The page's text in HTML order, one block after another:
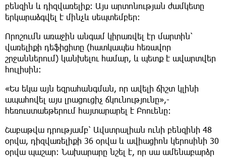
բենզին և դիզվառելիք։ Այս արտոնության ժամկետը
երկարաձգվել է մինչև սեպտեմբեր։
Որոշումն առաջին անգամ կիրառվել էր մարտին՝
վառելիքի դեֆիցիտը (հատկապես հեռավոր
շրջաններում) կանխելու համար, և պետք է ավարտվեր
հուլիսին։
«Ես եկա այն եզրահանգման, որ ավելի ճիշտ կլինի
ապահովել այս լրացուցիչ ճկունությունը»,-
հեռուստաեթերում հայտարարել է Բոուենը։
Շաբաթվա դրությամբ՝ Ավստրալիան ունի բենզինի 48
օրվա, դիզվառելիքի 36 օրվա և ավիացիոն կերոսինի 30
օրվա պաշար։ Նախարարը նշել է, որ սա ամենաբարձր